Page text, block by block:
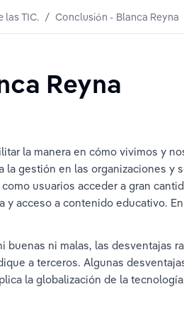
las TIC. / Conclusión - Blanca Reyna
Reyna
la manera en cómo vivimos y
gestión en las organizaciones
usuarios acceder a gran
y acceso a contenido educativo.
buenas ni malas, las
a terceros. Algunas
la globalización de la